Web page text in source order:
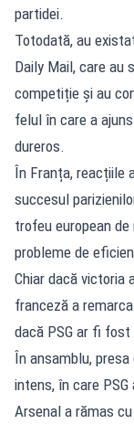
partidei.
Totodată, au
Daily Mail, care au
competiție și au
felul în care a
dureros.
În Franța, reacțiile
succesul
trofeu european
probleme de
Chiar dacă
franceză a
dacă PSG ar fi
În ansamblu,
intens, în care
Arsenal a rămas